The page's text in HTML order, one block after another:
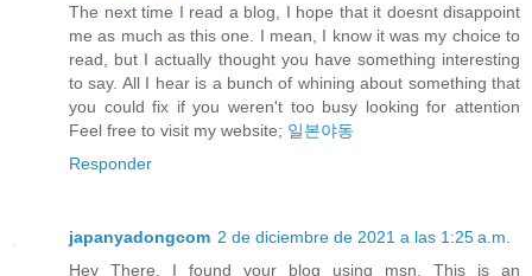
The next time I read a blog, I hope that it doesnt disappoint
me as much as this one. I mean, I know it was my choice to
read, but I actually thought you have something interesting
to say. All I hear is a bunch of whining about something that
you could fix if you weren't too busy looking for attention
Feel free to visit my website; 일본야동
Responder
japanyadongcom 2 de diciembre de 2021 a las 1:25 a.m.
Hey There. I found your blog using msn. This is an